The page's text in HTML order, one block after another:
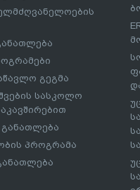
გეგმა
სასკოლო
პროგრამა